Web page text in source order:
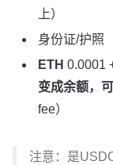
上）
身份证/护照
ETH 0.0001
变成余额，
fee）
注意：是